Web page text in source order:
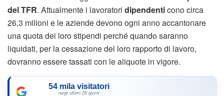
del TFR. Attualmente i lavoratori dipendenticono circa
26,3 milioni e le aziende devono ogni anno accantonare
una quota dei loro stipendi perché quando saranno
liquidati, per la cessazione del loro rapporto di lavoro,
dovranno essere tassati con le aliquote in vigore.
54 mila visitatori
negli ultimi 28 giorni